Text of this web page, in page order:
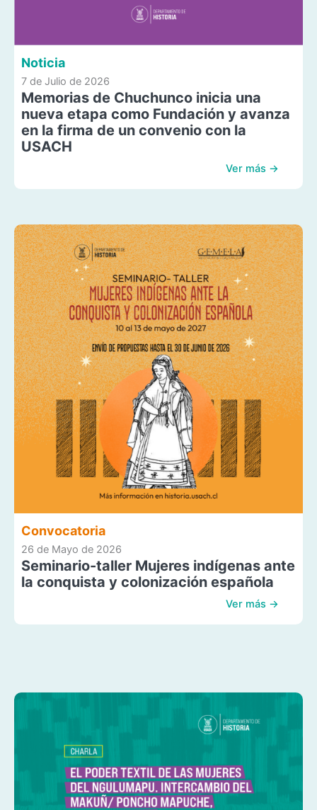
Noticia
7 de Julio de 2026
Memorias de Chuchunco inicia una
nueva etapa como Fundación y avanza
en la firma de un convenio con la
USACH
Ver más →
Convocatoria
26 de Mayo de 2026
Seminario-taller Mujeres indígenas ante
la conquista y colonización española
Ver más →